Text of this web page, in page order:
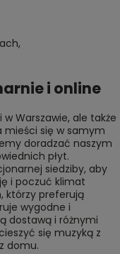
,
i online
Warszawie, ale także
mieści się w samym
doradzać naszym
płyt.
siedziby, aby
i poczuć klimat
którzy preferują
wygodne i
dostawą i różnymi
się muzyką z
domu.